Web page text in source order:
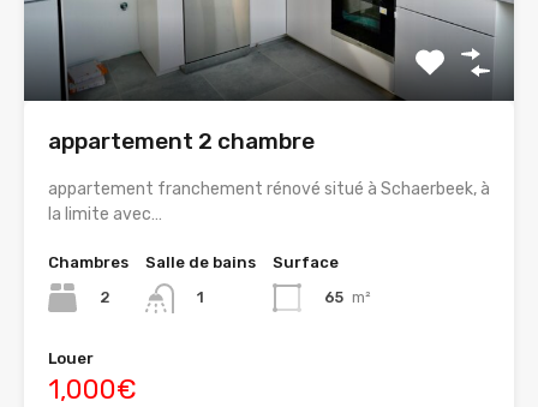
appartement 2 chambre
appartement franchement rénové situé à Schaerbeek, à
la limite avec…
Chambres
2
Salle de bains
1
Surface
65 m²
Louer
1,000€